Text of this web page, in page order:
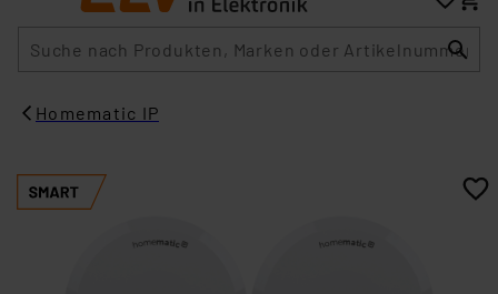
Homematic IP